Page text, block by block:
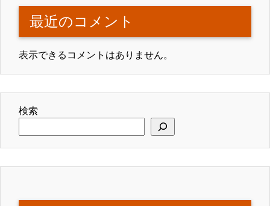
最近のコメント
表示できるコメントはありません。
検索